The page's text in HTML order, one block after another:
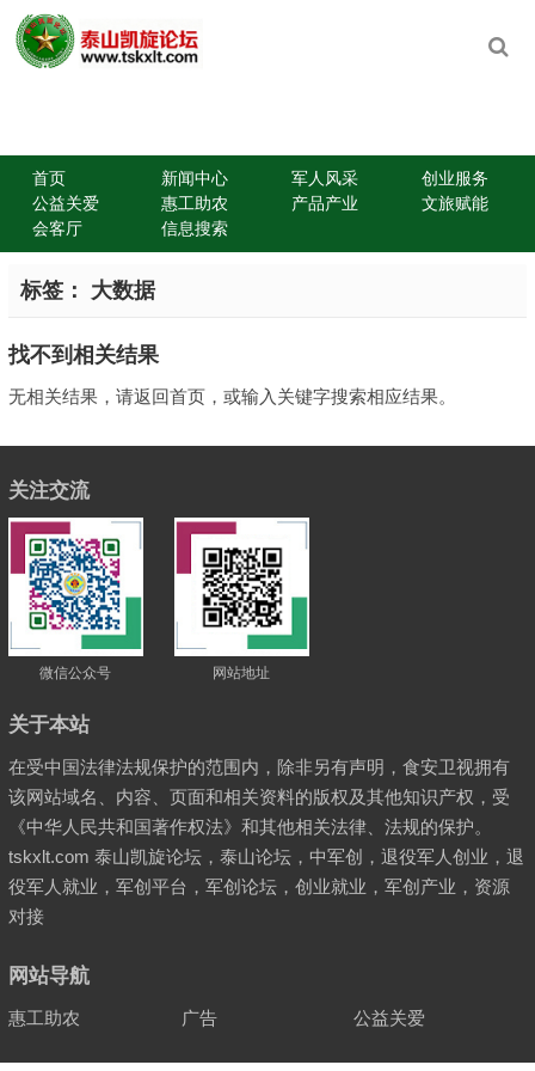
首页 新闻中心 军人风采
创业服务
公益关爱
惠工助农 产品产业
文旅赋能
会客厅
信息搜索
标签： 大数据
找不到相关结果
无相关结果，请返回首页，或输入关键字搜索相应结果。
关注交流
微信公众号 网站地址
关于本站
在受中国法律法规保护的范围内，除非另有声明，食安卫视拥有
该网站域名、内容、页面和相关资料的版权及其他知识产权，受
《中华人民共和国著作权法》和其他相关法律、法规的保护。
tskxlt.com 泰山凯旋论坛，泰山论坛，中军创，退役军人创业，退
役军人就业，军创平台，军创论坛，创业就业，军创产业，资源
对接
网站导航
惠工助农 广告 公益关爱